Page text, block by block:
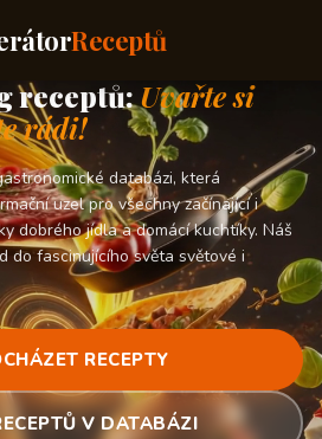
Receptů
receptů:Uvařte si
rádi!
databázi, která
uzel pro všechny začínající i
dobrého jídla a domácí kuchtíky. Náš
do fascinujícího světa světové i
RECEPTY
V DATABÁZI